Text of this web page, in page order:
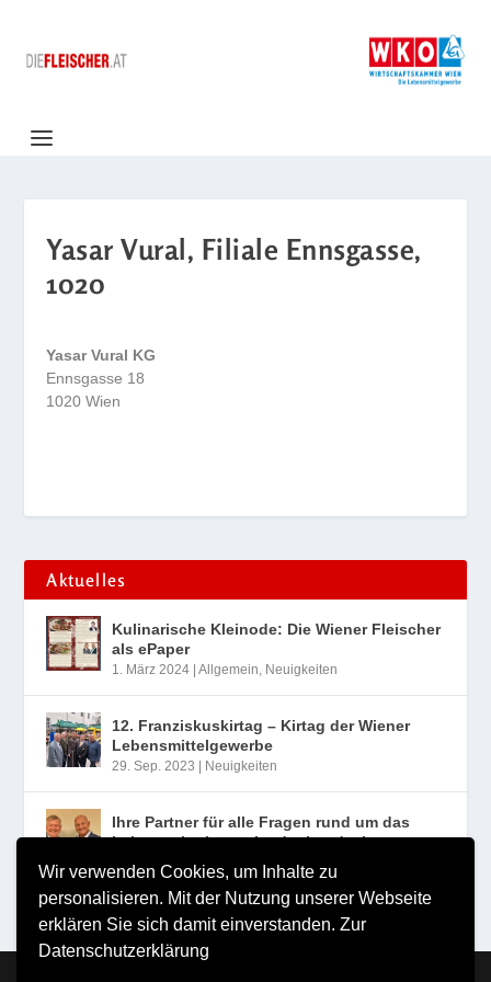
Wir verwenden Cookies, um Inhalte zu
personalisieren. Mit der Nutzung unserer Webseite
erklären Sie sich damit einverstanden. Zur
Datenschutzerklärung
Yasar Vural, Filiale Ennsgasse,
1020
Yasar Vural KG
Ennsgasse 18
1020 Wien
Aktuelles
Kulinarische Kleinode: Die Wiener Fleischer
als ePaper
1. März 2024 |Allgemein, Neuigkeiten
12. Franziskuskirtag – Kirtag der Wiener
Lebensmittelgewerbe
29. Sep. 2023 Neuigkeiten
Ihre Partner für alle Fragen rund um das
Lebensmittelgewerbe der Landesinnung
Wien
10. Aug. 2023|Neuigkeiten